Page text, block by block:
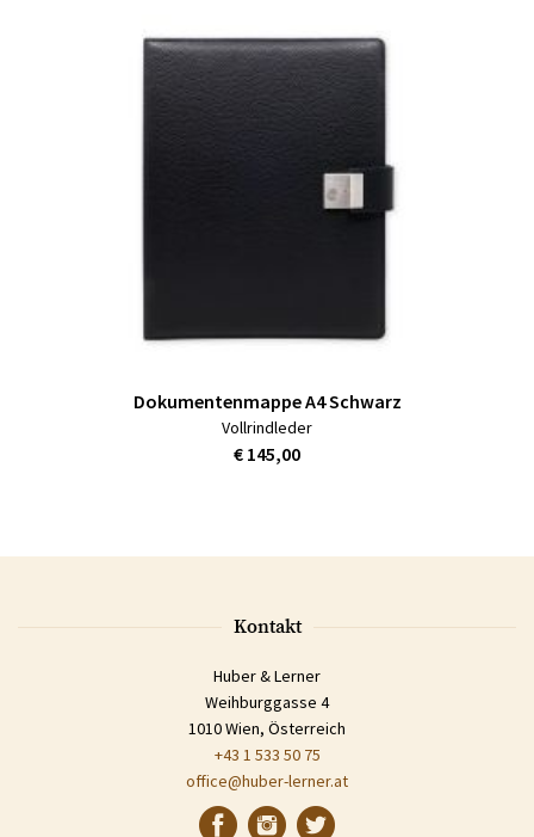
Dokumentenmappe A4 Schwarz
Vollrindleder
€ 145,00
Kontakt
Huber & Lerner
Weihburggasse 4
1010 Wien, Österreich
+43 1 533 50 75
office@huber-lerner.at